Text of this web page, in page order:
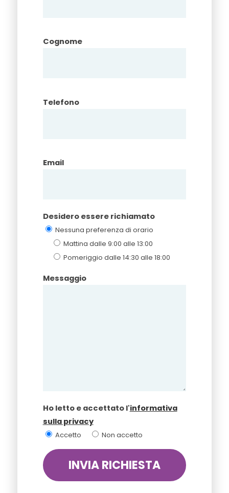
Cognome
Telefono
Email
Desidero essere richiamato
Nessuna preferenza di orario
Mattina dalle 9:00 alle 13:00
Pomeriggio dalle 14:30 alle 18:00
Messaggio
Ho letto e accettato l'informativa
sulla privacy
Accetto Non accetto